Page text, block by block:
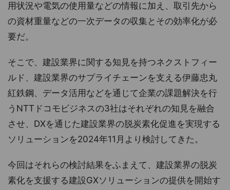
用状況や電気の使用量などの情報に加え、取引先から
の資材重量などの一次データの収集とその効率化が必
要だ。
そこで、建設業界に関する知見を持つネクストフィー
ルド、建設業界のサプライチェーンを支える伊藤忠丸
紅鉄鋼、データ活用などを通じて企業の課題解決を行
うNTTドコモビジネスの3社はそれぞれの知見を融合
させ、DXを通じた建設業界の脱炭素化促進を実現する
ソリューションを2024年11月より検討してきた。
今回はそれらの検討結果をふまえて、建設業界の脱炭
素化を支援する建設GXソリューションの提供を開始す